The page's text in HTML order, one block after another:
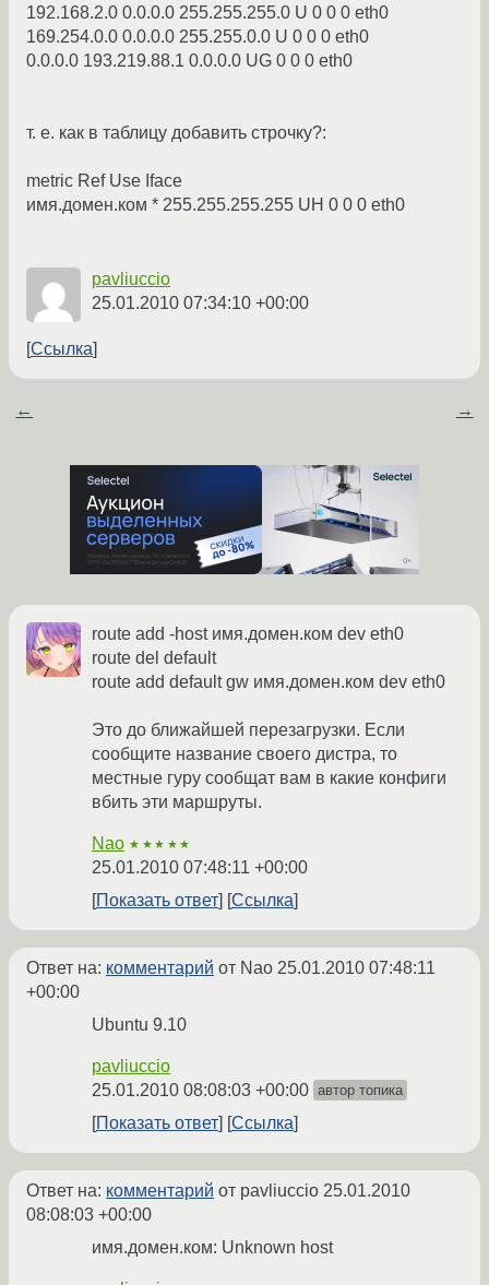
192.168.2.0 0.0.0.0 255.255.255.0 U 0 0 0 eth0
169.254.0.0 0.0.0.0 255.255.0.0 U 0 0 0 eth0
0.0.0.0 193.219.88.1 0.0.0.0 UG 0 0 0 eth0
т. е. как в таблицу добавить строчку?:
metric Ref Use Iface
имя.домен.ком * 255.255.255.255 UH 0 0 0 eth0
pavliuccio
25.01.2010 07:34:10 +00:00
Ссылка
← →
route add -host имя.домен.ком dev eth0
route del default
route add default gw имя.домен.ком dev eth0
Это до ближайшей перезагрузки. Если
сообщите название своего дистра, то
местные гуру сообщат вам в какие конфиги
вбить эти маршруты.
Nao ★★★★★
25.01.2010 07:48:11 +00:00
Показать ответ
Ссылка
Ответ на: комментарий от Nao 25.01.2010 07:48:11
+00:00
Ubuntu 9.10
pavliuccio
25.01.2010 08:08:03 +00:00 автор топика
Показать ответ Ссылка
Ответ на: комментарий от pavliuccio 25.01.2010
08:08:03 +00:00
имя.домен.ком: Unknown host